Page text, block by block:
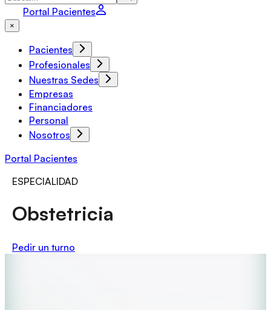
Portal Pacientes
×
Pacientes
Profesionales
Nuestras Sedes
Empresas
Financiadores
Personal
Nosotros
Portal Pacientes
ESPECIALIDAD
Obstetricia
Pedir un turno